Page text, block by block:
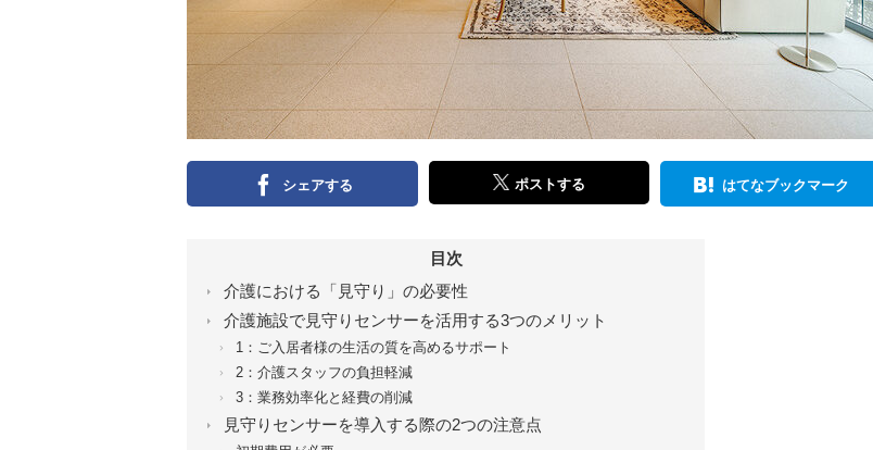
シェアする ポストする はてなブックマーク
目次
介護における「見守り」の必要性
介護施設で見守りセンサーを活用する3つのメリット
1：ご入居者様の生活の質を高めるサポート
2：介護スタッフの負担軽減
3：業務効率化と経費の削減
見守りセンサーを導入する際の2つの注意点